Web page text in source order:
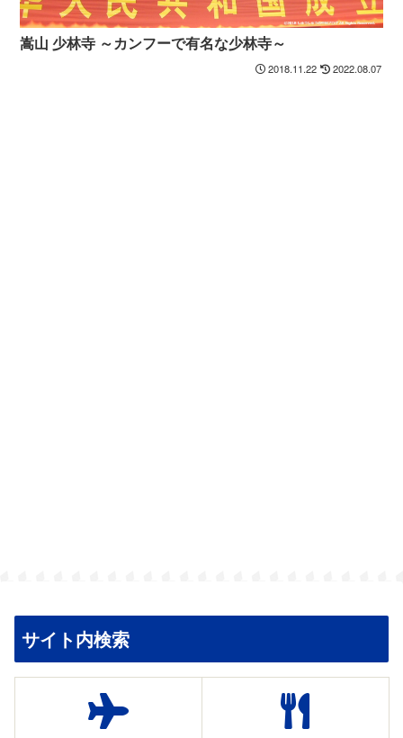
嵩山 少林寺 ～カンフーで有名な少林寺～
2018.11.22 2022.08.07
サイト内検索